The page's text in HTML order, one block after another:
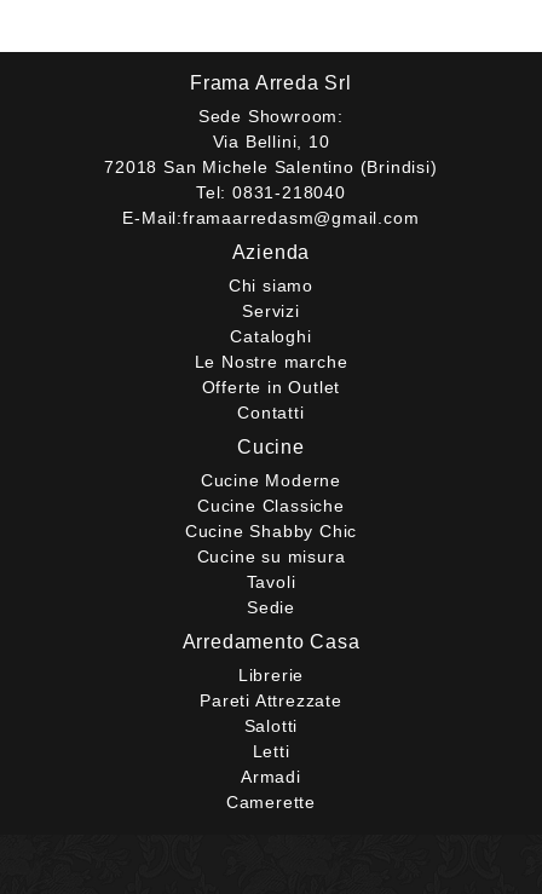
Frama Arreda Srl
Sede Showroom:
Via Bellini, 10
72018 San Michele Salentino (Brindisi)
Tel: 0831-218040
E-Mail:framaarredasm@gmail.com
Azienda
Chi siamo
Servizi
Cataloghi
Le Nostre marche
Offerte in Outlet
Contatti
Cucine
Cucine Moderne
Cucine Classiche
Cucine Shabby Chic
Cucine su misura
Tavoli
Sedie
Arredamento Casa
Librerie
Pareti Attrezzate
Salotti
Letti
Armadi
Camerette